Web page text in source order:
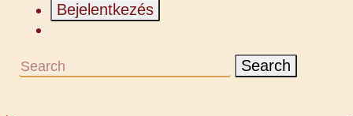
Bejelentkezés
Search